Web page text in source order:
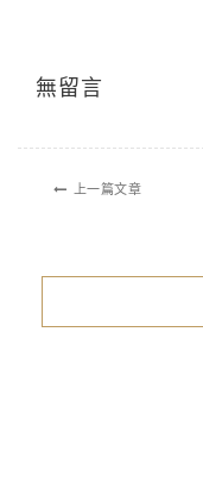
無留言
上一篇文章